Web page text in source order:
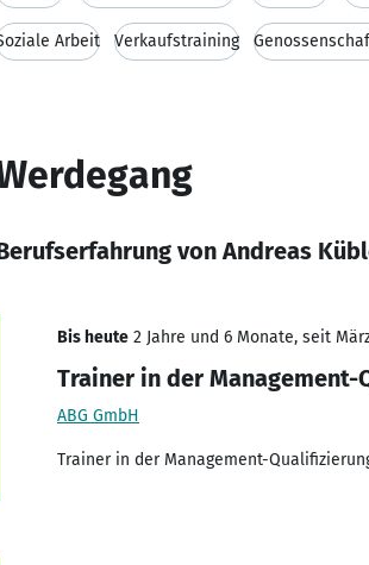
Arbeit Verkaufstraining
von Andreas
Bis heute 2 Jahre und 6 Monate, seit
Trainer in der Management-
ABG GmbH
Trainer in der Management-